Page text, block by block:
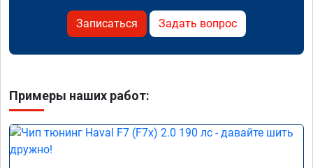
Записаться Задать вопрос
Примеры наших работ: